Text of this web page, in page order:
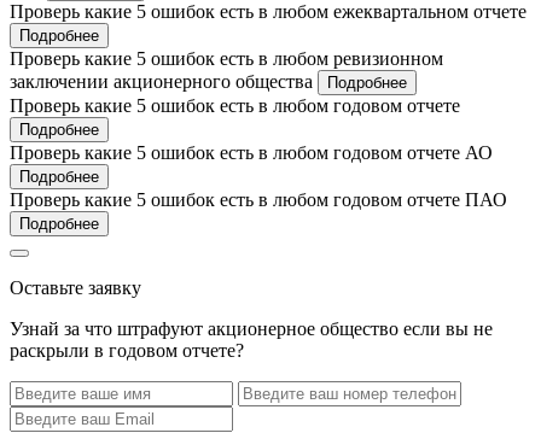
Проверь какие 5 ошибок есть в любом ежеквартальном отчете
Подробнее
Проверь какие 5 ошибок есть в любом ревизионном
заключении акционерного общества
Подробнее
Проверь какие 5 ошибок есть в любом годовом отчете
Подробнее
Проверь какие 5 ошибок есть в любом годовом отчете АО
Подробнее
Проверь какие 5 ошибок есть в любом годовом отчете ПАО
Подробнее
Оставьте заявку
Узнай за что штрафуют акционерное общество если вы не
раскрыли в годовом отчете?